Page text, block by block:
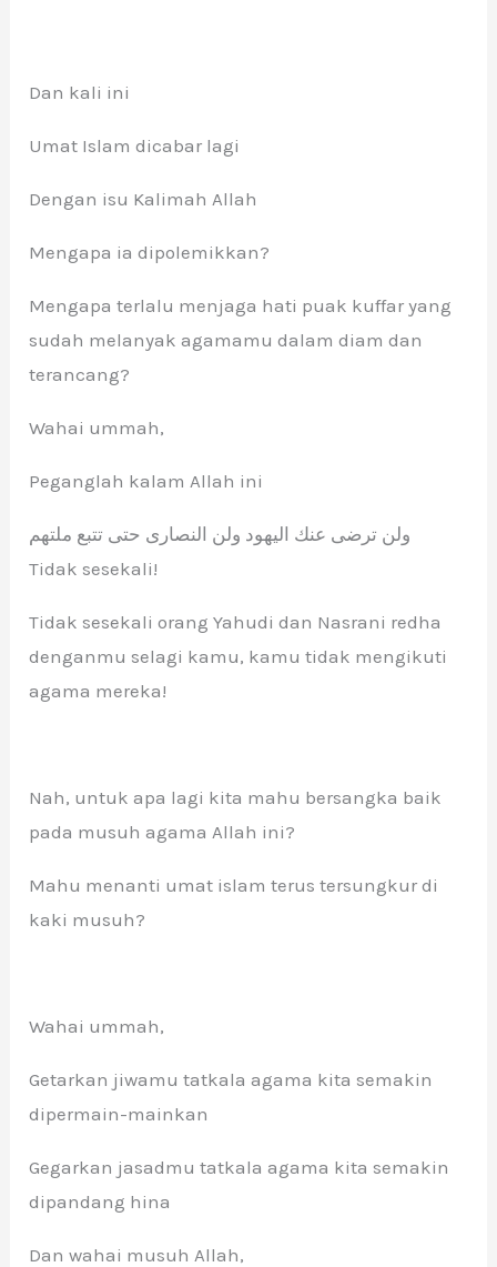
Dan kali ini
Umat Islam dicabar lagi
Dengan isu Kalimah Allah
Mengapa ia dipolemikkan?
Mengapa terlalu menjaga hati puak kuffar yang
sudah melanyak agamamu dalam diam dan
terancang?
Wahai ummah,
Peganglah kalam Allah ini
ولن ترضى عنك اليهود ولن النصارى حتى تتبع ملتهم
Tidak sesekali!
Tidak sesekali orang Yahudi dan Nasrani redha
denganmu selagi kamu, kamu tidak mengikuti
agama mereka!
Nah, untuk apa lagi kita mahu bersangka baik
pada musuh agama Allah ini?
Mahu menanti umat islam terus tersungkur di
kaki musuh?
Wahai ummah,
Getarkan jiwamu tatkala agama kita semakin
dipermain-mainkan
Gegarkan jasadmu tatkala agama kita semakin
dipandang hina
Dan wahai musuh Allah,